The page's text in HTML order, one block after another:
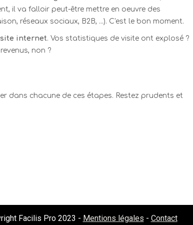
il va falloir peut-être mettre en oeuvre des
réseaux sociaux, B2B, ...). C'est le bon moment.
site internet. Vos statistiques de visite ont explosé ?
non ?
dans chacune de ces étapes. Restez prudents et
Facilis Pro 2023 - Mentions légales - Contact